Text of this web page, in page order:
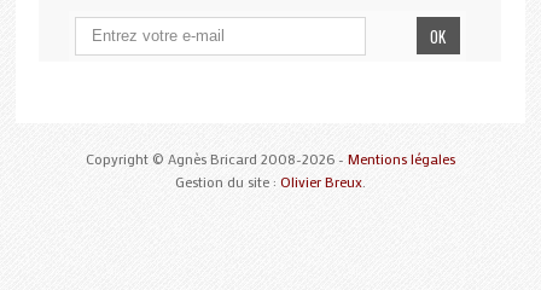
Copyright © Agnès Bricard 2008-2026 - Mentions légales
Gestion du site : Olivier Breux.